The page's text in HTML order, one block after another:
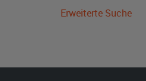
Erweiterte Suche